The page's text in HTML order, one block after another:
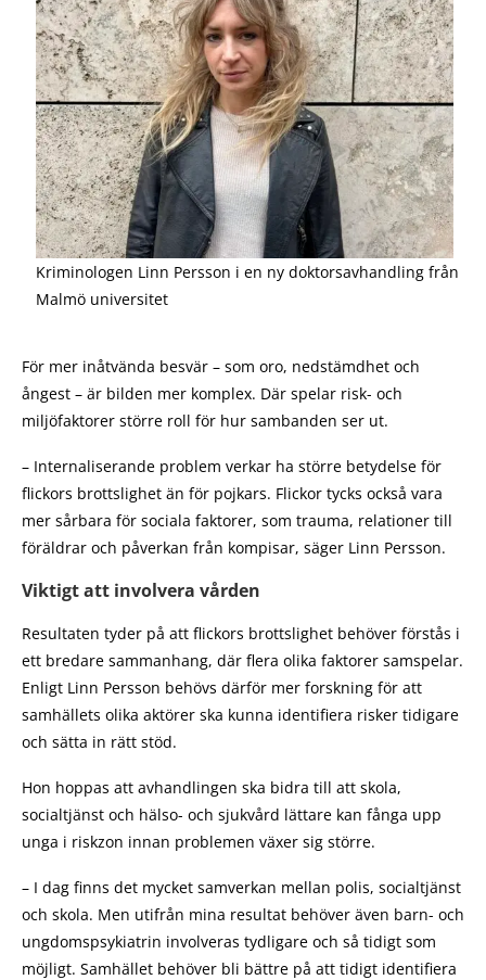
Kriminologen Linn Persson i en ny doktorsavhandling från
Malmö universitet
För mer inåtvända besvär – som oro, nedstämdhet och
ångest – är bilden mer komplex. Där spelar risk- och
miljöfaktorer större roll för hur sambanden ser ut.
– Internaliserande problem verkar ha större betydelse för
flickors brottslighet än för pojkars. Flickor tycks också vara
mer sårbara för sociala faktorer, som trauma, relationer till
föräldrar och påverkan från kompisar, säger Linn Persson.
Viktigt att involvera vården
Resultaten tyder på att flickors brottslighet behöver förstås i
ett bredare sammanhang, där flera olika faktorer samspelar.
Enligt Linn Persson behövs därför mer forskning för att
samhällets olika aktörer ska kunna identifiera risker tidigare
och sätta in rätt stöd.
Hon hoppas att avhandlingen ska bidra till att skola,
socialtjänst och hälso- och sjukvård lättare kan fånga upp
unga i riskzon innan problemen växer sig större.
– I dag finns det mycket samverkan mellan polis, socialtjänst
och skola. Men utifrån mina resultat behöver även barn- och
ungdomspsykiatrin involveras tydligare och så tidigt som
möjligt. Samhället behöver bli bättre på att tidigt identifiera